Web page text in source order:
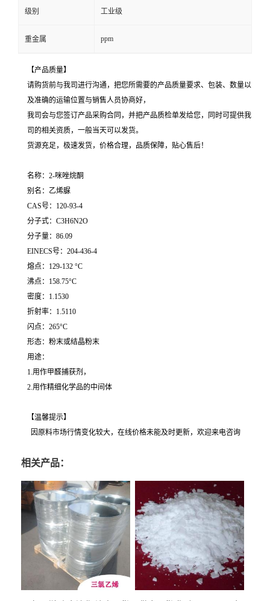
级别 工业级
重金属 ppm
【产品质量】
请购货前与我司进行沟通，把您所需要的产品质量要求、包装、数量以
及准确的运输位置与销售人员协商好，
我司会与您签订产品采购合同，并把产品质检单发给您，同时可提供我
司的相关资质，一般当天可以发货。
货源充足，极速发货，价格合理，品质保障，贴心售后！
名称：2-咪唑烷酮
别名：乙烯脲
CAS号：120-93-4
分子式：C3H6N2O
分子量：86.09
EINECS号：204-436-4
熔点：129-132 °C
沸点：158.75°C
密度：1.1530
折射率：1.5110
闪点：265°C
形态：粉末或结晶粉末
用途：
1.用作甲醛捕获剂，
2.用作精细化学品的中间体
【温馨提示】
因原料市场行情变化较大，在线价格未能及时更新，欢迎来电咨询
相关产品：